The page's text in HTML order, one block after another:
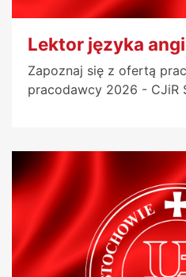
Lektor języka
Zapoznaj się z ofertą
pracodawcy 2026 - CJiR